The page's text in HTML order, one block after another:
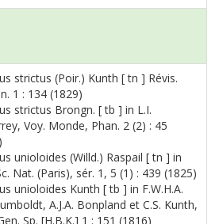
strictus (Poir.) Kunth [ tn ] Révis.
1 : 134 (1829)
strictus Brongn. [ tb ] in L.I.
Voy. Monde, Phan. 2 (2) : 45
unioloides (Willd.) Raspail [ tn ] in
Nat. (Paris), sér. 1, 5 (1) : 439 (1825)
unioloides Kunth [ tb ] in F.W.H.A.
A.J.A. Bonpland et C.S. Kunth,
Sp. [H.B.K.] 1 : 151 (1816)